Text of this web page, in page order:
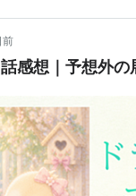
前
感想｜予想外